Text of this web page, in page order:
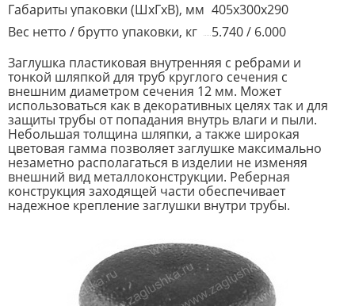
Габариты упаковки (ШхГхВ), мм 405x300x290
Вес нетто / брутто упаковки, кг
5.740 / 6.000
Заглушка пластиковая внутренняя с ребрами и
тонкой шляпкой для труб круглого сечения с
внешним диаметром сечения 12 мм. Может
использоваться как в декоративных целях так и для
защиты трубы от попадания внутрь влаги и пыли.
Небольшая толщина шляпки, а также широкая
цветовая гамма позволяет заглушке максимально
незаметно располагаться в изделии не изменяя
внешний вид металлоконструкции. Реберная
конструкция заходящей части обеспечивает
надежное крепление заглушки внутри трубы.